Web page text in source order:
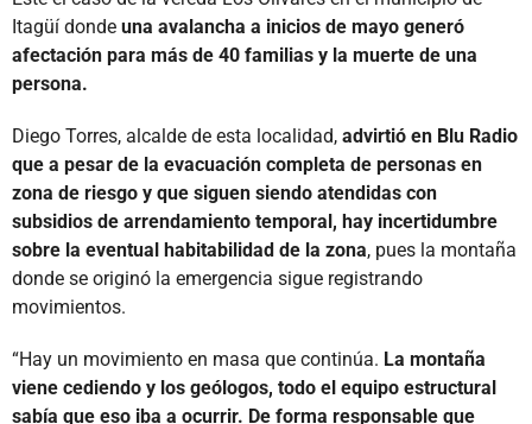
Itagüí donde una avalancha a inicios de mayo generó
afectación para más de 40 familias y la muerte de una
persona.
Diego Torres, alcalde de esta localidad, advirtió en Blu Radio
que a pesar de la evacuación completa de personas en
zona de riesgo y que siguen siendo atendidas con
subsidios de arrendamiento temporal, hay incertidumbre
sobre la eventual habitabilidad de la zona, pues la montaña
donde se originó la emergencia sigue registrando
movimientos.
“Hay un movimiento en masa que continúa. La montaña
viene cediendo y los geólogos, todo el equipo estructural
sabía que eso iba a ocurrir. De forma responsable que